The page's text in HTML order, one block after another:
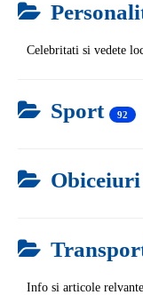
Celebritati si vedete
Sport 92
Info si articole